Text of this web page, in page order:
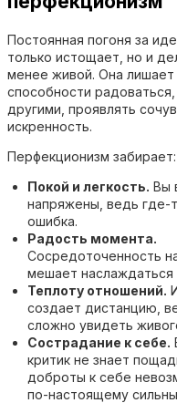
Постоянная погоня за
только истощает, но и
менее живой. Она лишает
способности
другими, проявлять
искренность.
Перфекционизм забирает:
Покой и легкость. Вы
напряжены, ведь где-
ошибка.
Радость момента.
Сосредоточенность
мешает наслаждаться
Теплоту отношений.
создает дистанцию,
сложно увидеть
Сострадание к себе.
критик не знает
доброты к себе
по-настоящему